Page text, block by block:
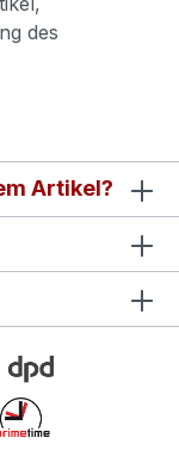
des
Artikel?